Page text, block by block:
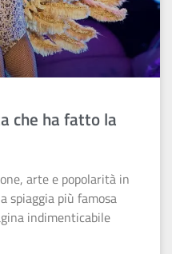
che ha fatto la
arte e popolarità in
spiaggia più famosa
indimenticabile